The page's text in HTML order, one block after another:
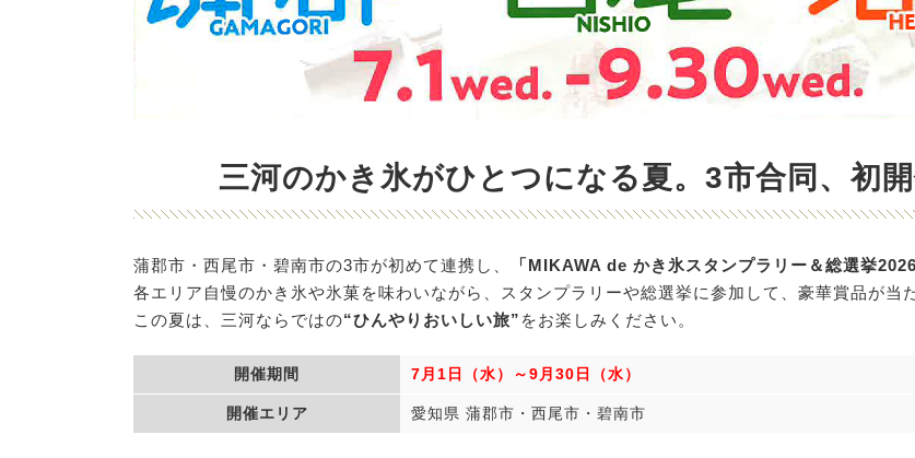
三河のかき氷がひとつになる夏。3市合同、初開
蒲郡市・西尾市・碧南市の3市が初めて連携し、 「MIKAWA de かき氷スタンプラリー＆総選挙2026
各エリア自慢のかき氷や氷菓を味わいながら、スタンプラリーや総選挙に参加して、豪華賞品が当
この夏は、三河ならではの“ひんやりおいしい旅” をお楽しみください。
開催期間 7月1日（水）～9月30日（水）
開催エリア 愛知県 蒲郡市・西尾市・碧南市